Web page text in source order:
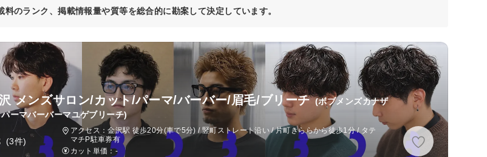
料のランク、掲載情報量や質等を総合的に勘案して決定しています。
メンズサロン/カット/パーマ/バーバー/眉毛/ブリーチ (ボブメンズカナザ
ーマバーバーマユゲブリーチ)
(3件)
アクセス：金沢駅 徒歩20分(車で5分) / 竪町ストレート沿い / 片町きららから徒歩1分 / タテ
マチP駐車券有
カット単価：-